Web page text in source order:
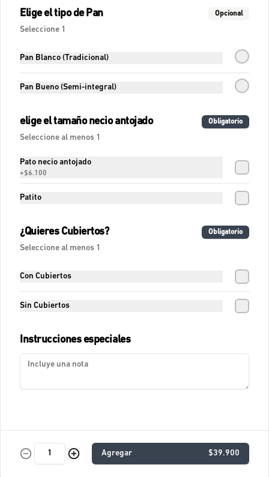
Frapuccino con caramelo y café
$15.000
Agua de lágrimas de mora, pomelo y
Agua fresca con tónica, sandía, lágrimas
Agua de tamarindo.
Fresca con Lychees, fresas y toques
cítricos.
Elige el tipo de Pan Opcional
Seleccione 1
Pan Blanco (Tradicional)
Pan Bueno (Semi-integral)
elige el tamaño necio antojado Obligatorio
Seleccione al menos 1
Pato necio antojado
+$6.100
Patito
¿Quieres Cubiertos? Obligatorio
Seleccione al menos 1
Con Cubiertos
Sin Cubiertos
Instrucciones especiales
Agregar $39.900